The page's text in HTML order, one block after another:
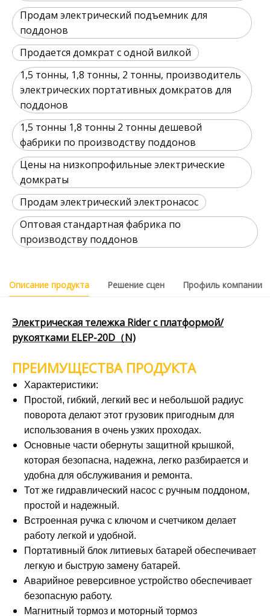
Продам электрический подъемник для
поддонов
Продается домкрат с одной вилкой
1,5 тонны, 1,8 тонны, 2 тонны, производитель
электрических портативных домкратов для
поддонов
1,5 тонны 1,8 тонны 2 тонны дешевой
фабрики по производству поддонов
Цены на низкопрофильные электрические
домкраты
Продам электрический электронасос
Оптовая стандартная фабрика по
производству поддонов
Описание продукта Решение сцен Профиль компании
Электрическая тележка Rider с платформой/
рукоятками ELEP-20D（N)
ПРЕИМУЩЕСТВА ПРОДУКТА
Характеристики:
Простой, гибкий, легкий вес и небольшой радиус
поворота делают этот грузовик пригодным для
использования в очень узких проходах.
Основные части обернуты защитной крышкой,
которая безопасна, надежна, легко разбирается и
удобна для обслуживания и ремонта.
Тот же гидравлический насос с ручным поддоном,
простой и надежный.
Встроенная ручка с ключом и счетчиком делает
работу легкой и удобной.
Портативный блок литиевых батарей обеспечивает
легкую и быструю замену батарей.
Аварийное реверсивное устройство обеспечивает
безопасную работу.
Магнитный тормоз и моторный тормоз